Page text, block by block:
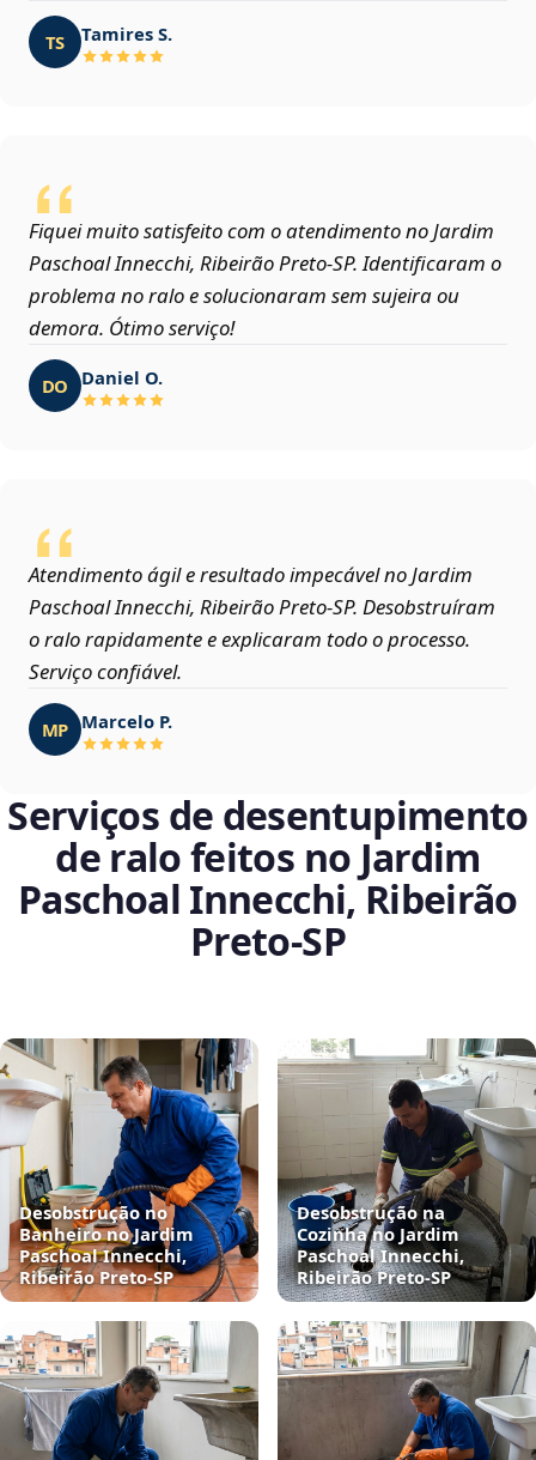
TS Tamires S.
Fiquei muito satisfeito com o atendimento no Jardim
Paschoal Innecchi, Ribeirão Preto‑SP. Identificaram o
problema no ralo e solucionaram sem sujeira ou
demora. Ótimo serviço!
DO Daniel O.
Atendimento ágil e resultado impecável no Jardim
Paschoal Innecchi, Ribeirão Preto‑SP. Desobstruíram
o ralo rapidamente e explicaram todo o processo.
Serviço confiável.
MP Marcelo P.
Serviços de desentupimento
de ralo feitos no Jardim
Paschoal Innecchi, Ribeirão
Preto‑SP
Desobstrução no
Banheiro no Jardim
Paschoal Innecchi,
Ribeirão Preto‑SP
Desobstrução na
Cozinha no Jardim
Paschoal Innecchi,
Ribeirão Preto‑SP